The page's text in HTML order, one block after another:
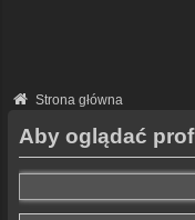
Strona główna
Aby oglądać